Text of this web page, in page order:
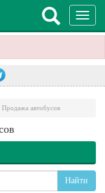
Продажа автобусов
Найти